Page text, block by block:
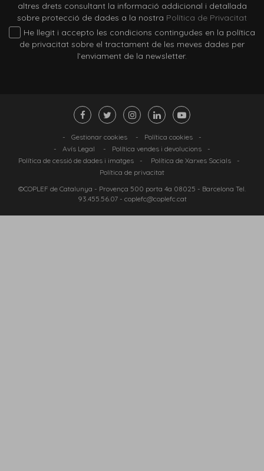
altres drets consultant la informació addicional i detallada
sobre protecció de dades a la nostra Política de Privacitat
He llegit i accepto les condicions contingudes en la política
de privacitat sobre el tractament de les meves dades per
l’enviament de la newsletter.
- Gestionar cookies - Política cookies
-
-
Avís Legal - Política vendes i devolucions
-
Política de cessió de dades i imatges
- Política de Xarxes Socials
-
Política de privacitat
©COPLEF de Catalunya - Provença 500 porta 4a 08025 - Barcelona Tel.
93.455.56.07- coplefc@coplefc.cat